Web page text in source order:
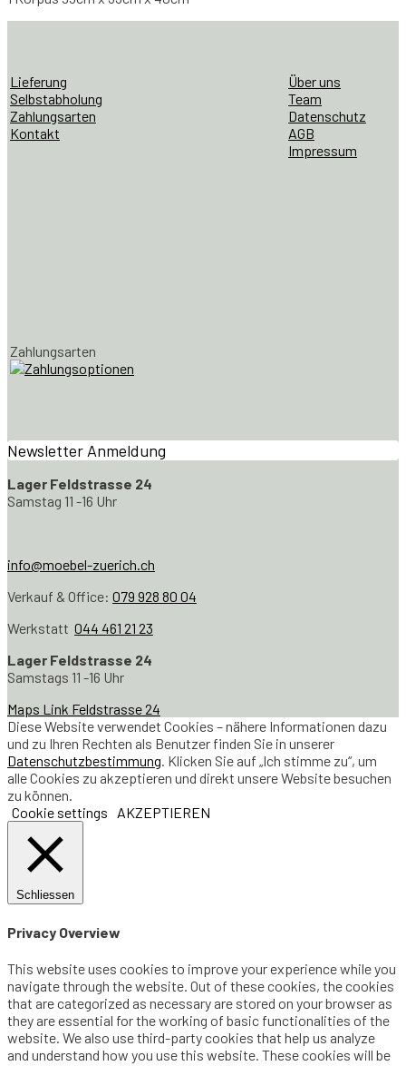
Lieferung
Selbstabholung
Zahlungsarten
Kontakt
Über uns
Team
Datenschutz
AGB
Impressum
Zahlungsarten
Newsletter Anmeldung
Lager Feldstrasse 24
Samstag 11 -16 Uhr
info@moebel-zuerich.ch
Verkauf & Office: 079 928 80 04
Werkstatt 044 461 21 23
Lager Feldstrasse 24
Samstags 11 -16 Uhr
Maps Link Feldstrasse 24
Diese Website verwendet Cookies – nähere Informationen dazu
und zu Ihren Rechten als Benutzer finden Sie in unserer
Datenschutzbestimmung . Klicken Sie auf „Ich stimme zu“, um
alle Cookies zu akzeptieren und direkt unsere Website besuchen
zu können.
Cookie settings
AKZEPTIEREN
Schliessen
Privacy Overview
This website uses cookies to improve your experience while you
navigate through the website. Out of these cookies, the cookies
that are categorized as necessary are stored on your browser as
they are essential for the working of basic functionalities of the
website. We also use third-party cookies that help us analyze
and understand how you use this website. These cookies will be